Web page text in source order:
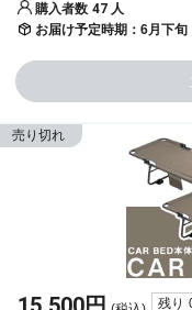
購入者数 47人
お届け予定時期： 6月下旬
売り切れ
残り